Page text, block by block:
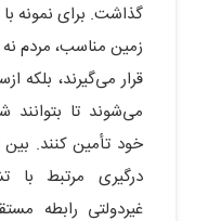
گذاشت. برای نمونه
زمین مناسب، مردم
قرار می‌گیرند، بلکه
می‌شوند تا بتوانند
خود تأمین کنند.
درگیری مرتبط با
غیردولتی رابطه